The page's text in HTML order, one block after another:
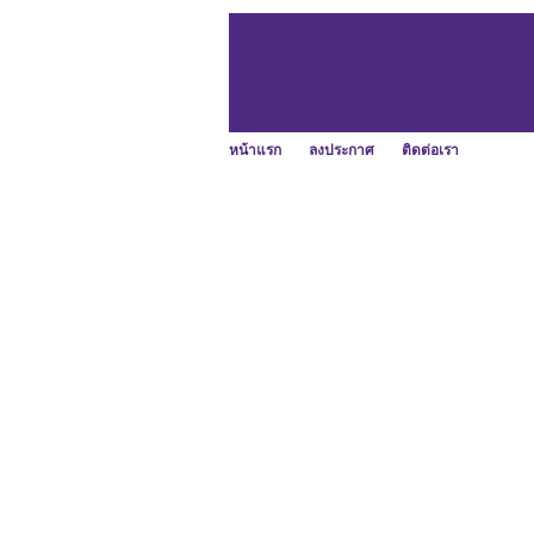
หน้าแรก ลงประกาศ ติดต่อเรา